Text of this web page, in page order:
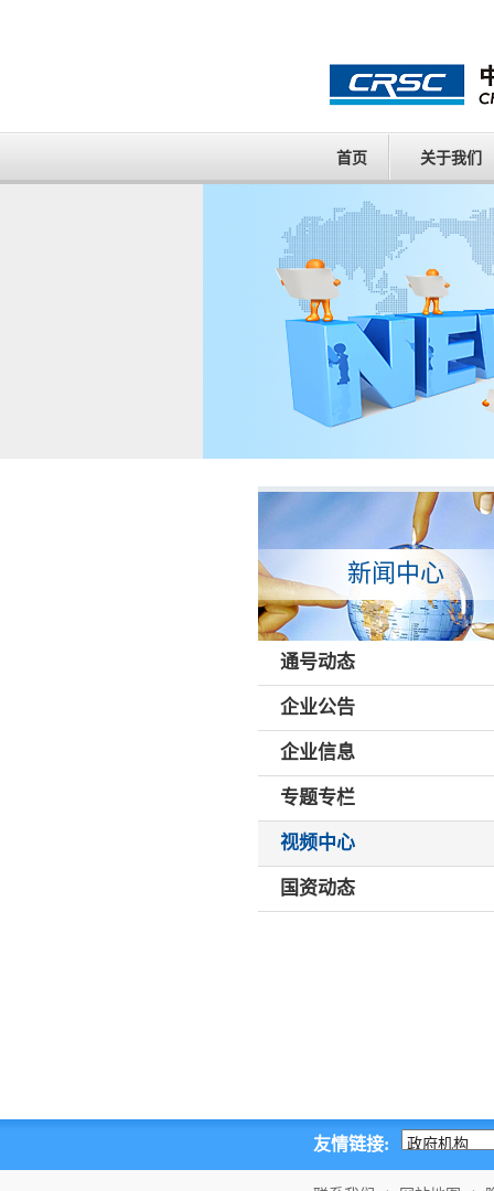
首页 关于我们
新闻中心
通号动态
企业公告
企业信息
专题专栏
视频中心
国资动态
友情链接: